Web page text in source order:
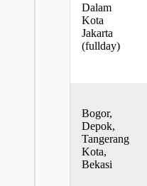
Dalam
Kota
Jakarta
(fullday)
Bogor,
Depok,
Tangerang
Kota,
Bekasi